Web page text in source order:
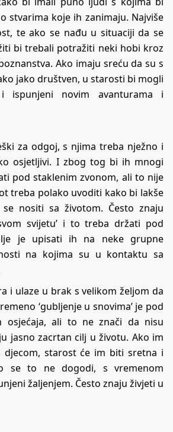
stvarima koje ih zanimaju. Najviše
te ako se nađu u situaciji da se
bi trebali potražiti neki hobi kroz
Ako imaju sreću da su s
jako društven, u starosti bi mogli
novim avanturama i
za odgoj, s njima treba nježno i
osjetljivi. I zbog tog bi ih mnogi
pod staklenim zvonom, ali to nije
treba polako uvoditi kako bi lakše
nositi sa životom. Često znaju
svijetu’ i to treba držati pod
je upisati ih na neke grupne
na kojima su u kontaktu sa
i ulaze u brak s velikom željom da
‘gubljenje u snovima’ je pod
osjećaja, ali to ne znači da nisu
jasno zacrtan cilj u životu. Ako im
djecom, starost će im biti sretna i
se to ne dogodi, s vremenom
žaljenjem. Često znaju živjeti u